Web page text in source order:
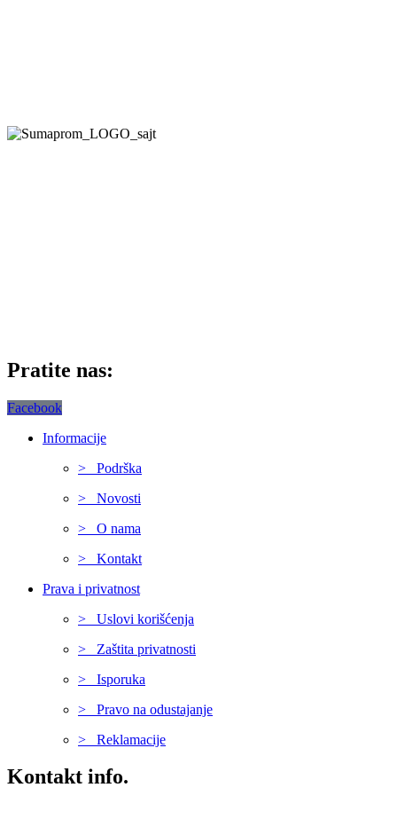
Pratite nas:
Facebook
Informacije
> Podrška
> Novosti
> O nama
> Kontakt
Prava i privatnost
> Uslovi korišćenja
> Zaštita privatnosti
> Isporuka
> Pravo na odustajanje
> Reklamacije
Kontakt info.